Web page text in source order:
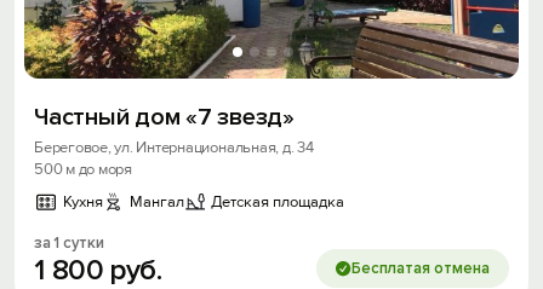
Частный дом «7 звезд»
Береговое, ул. Интернациональная, д. 34
500 м до моря
Кухня
Мангал Детская площадка
за 1 сутки
1 800 руб. Бесплатая отмена